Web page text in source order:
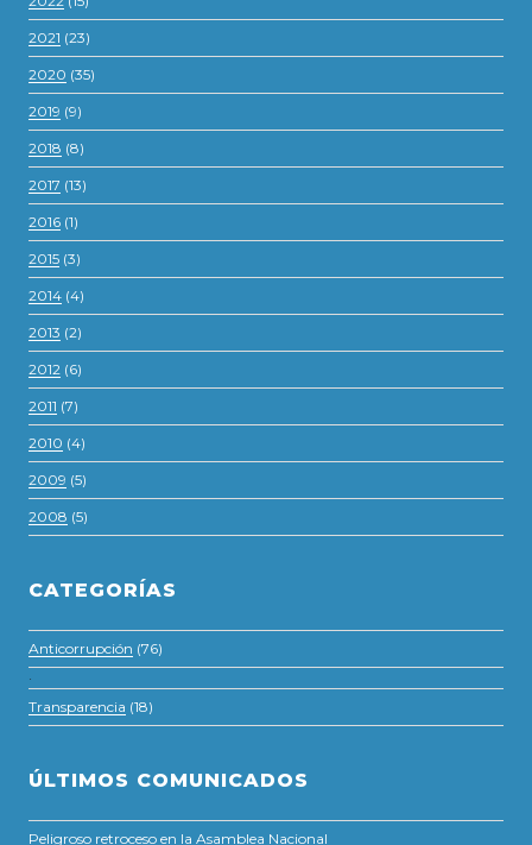
2021 (23)
2020 (35)
2019 (9)
2018 (8)
2017 (13)
2016 (1)
2015 (3)
2014 (4)
2013 (2)
2012 (6)
2011 (7)
2010 (4)
2009 (5)
2008 (5)
CATEGORÍAS
Anticorrupción (76)
·
Transparencia (18)
ÚLTIMOS COMUNICADOS
Peligroso retroceso en la Asamblea Nacional